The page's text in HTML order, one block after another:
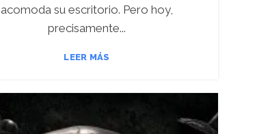
acomoda su escritorio. Pero hoy,
precisamente...
LEER MÁS